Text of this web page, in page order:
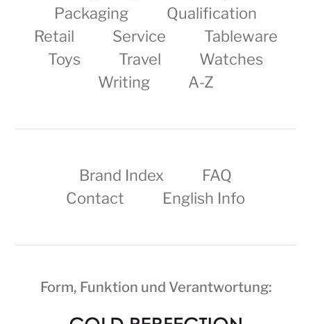
Packaging
Qualification
Retail
Service
Tableware
Toys
Travel
Watches
Writing
A-Z
Brand Index
FAQ
Contact
English Info
Form, Funktion und Verantwortung: